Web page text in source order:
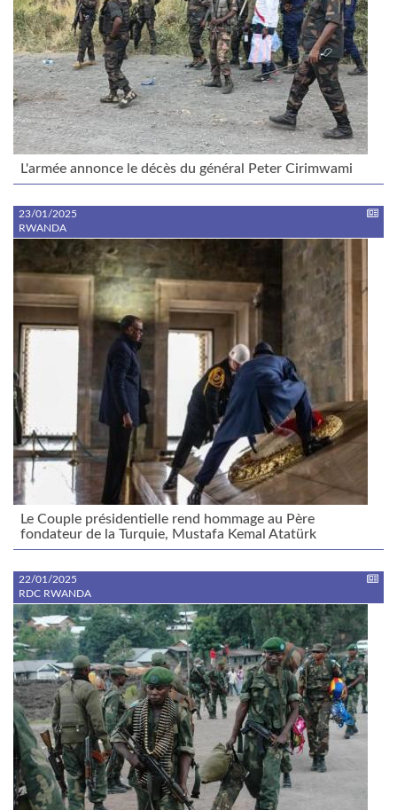
L'armée annonce le décès du général Peter Cirimwami
23/01/2025
RWANDA
Le Couple présidentielle rend hommage au Père
fondateur de la Turquie, Mustafa Kemal Atatürk
22/01/2025
RDC RWANDA